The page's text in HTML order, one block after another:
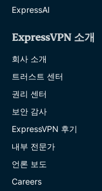
ExpressAI
ExpressVPN 소개
회사 소개
트러스트 센터
권리 센터
보안 감사
ExpressVPN 후기
내부 전문가
언론 보도
Careers